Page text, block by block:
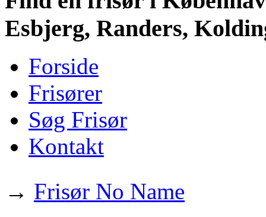
Esbjerg, Randers,
Forside
Frisører
Søg Frisør
Kontakt
→ Frisør No Name